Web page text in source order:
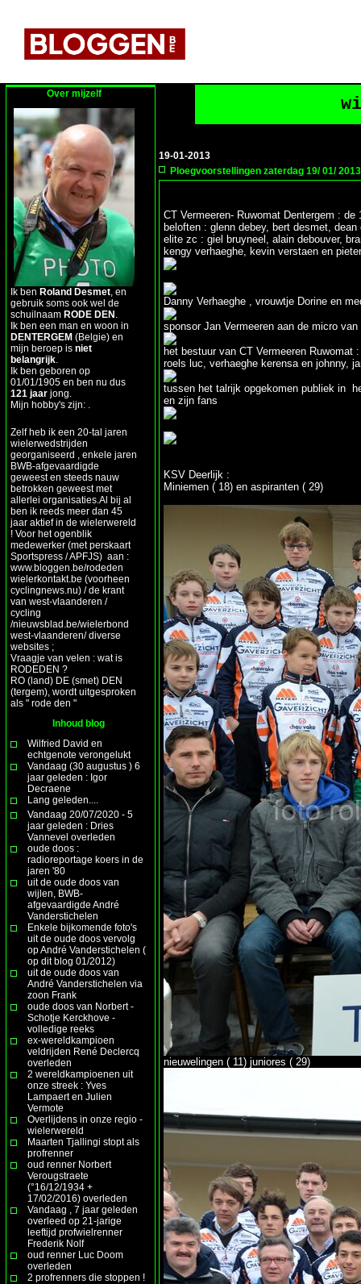
Over mijzelf
Ik ben Roland Desmet , en
gebruik soms ook wel de
schuilnaam RODE DEN
Ik ben een man en woon in
DENTERGEM (Belgie) en
mijn beroep is niet
belangrijk
Ik ben geboren op
01/01/1905 en ben nu dus
121 jaar jong.
Mijn hobby's zijn: .
Zelf heb ik een 20-tal jaren
wielerwedstrijden
georganiseerd , enkele jaren
BWB-afgevaardigde
geweest en steeds nauw
betrokken geweest met
allerlei organisaties.Al bij al
ben ik reeds meer dan 45
jaar aktief in de wielerwereld
! Voor het ogenblik
medewerker (met perskaart
Sportspress / APFJS) aan :
www.bloggen.be/rodeden
wielerkontakt.be (voorheen
cyclingnews.nu) / de krant
van west-vlaanderen /
cycling
/nieuwsblad.be/wielerbond
west-vlaanderen/ diverse
websites ;
Vraagje van velen : wat is
RODEDEN ?
RO (land) DE (smet) DEN
(tergem), wordt uitgesproken
als " rode den "
Inhoud blog
Wilfried David en
echtgenote verongelukt
Vandaag (30 augustus ) 6
jaar geleden : Igor
Decraene
Lang geleden....
Vandaag 20/07/2020 - 5
jaar geleden : Dries
Vannevel overleden
oude doos :
radioreportage koers in de
jaren '80
uit de oude doos van
wijlen, BWB-
afgevaardigde André
Vanderstichelen
Enkele bijkomende foto's
uit de oude doos vervolg
op André Vanderstichelen (
op dit blog 01/2012)
uit de oude doos van
André Vanderstichelen via
zoon Frank
oude doos van Norbert -
Schotje Kerckhove -
volledige reeks
ex-wereldkampioen
veldrijden René Declercq
overleden
2 wereldkampioenen uit
onze streek : Yves
Lampaert en Julien
Vermote
Overlijdens in onze regio -
wielerwereld
Maarten Tjallingi stopt als
profrenner
oud renner Norbert
Verougstraete
(°16/12/1934 +
17/02/2016) overleden
Vandaag , 7 jaar geleden
overleed op 21-jarige
leeftijd profwielrenner
Frederik Nolf
oud renner Luc Doom
overleden
2 profrenners die stoppen !
19-01-2013
Ploegvoorstellingen zaterdag 19/ 01/ 2013
CT Vermeeren- Ruwomat Dentergem :
beloften : glenn debey, bert desmet,
elite zc : giel bruyneel, alain debouver,
kengy verhaeghe, kevin verstaen en
Danny Verhaeghe , vrouwtje Dorine en
sponsor Jan Vermeeren aan de micro
het bestuur van CT Vermeeren Ruwomat
roels luc, verhaeghe kerensa en johnny,
tussen het talrijk opgekomen publiek in
en zijn fans
KSV Deerlijk :
Miniemen ( 18) en aspiranten ( 29)
nieuwelingen ( 11) juniores ( 29)